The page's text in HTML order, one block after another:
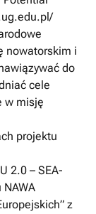
nowatorskim i
do
cele
w misję
projektu
2.0 – SEA-
z